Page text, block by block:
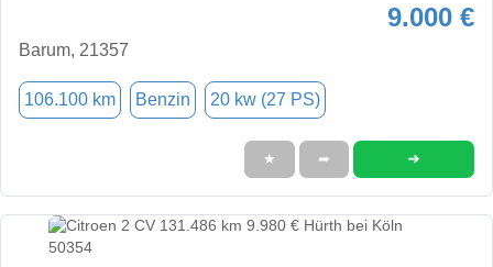
9.000 €
Barum, 21357
106.100 km Benzin 20 kw (27 PS)
★ ➦ ➜